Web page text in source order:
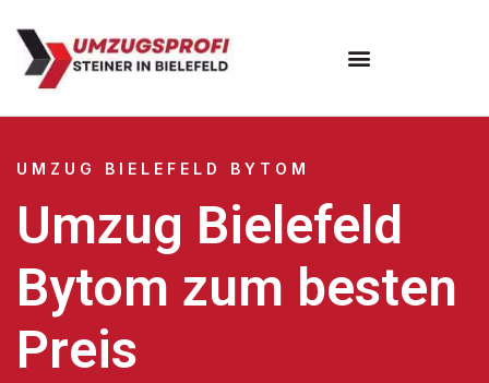
UMZUG BIELEFELD BYTOM
Umzug Bielefeld
Bytom zum besten
Preis